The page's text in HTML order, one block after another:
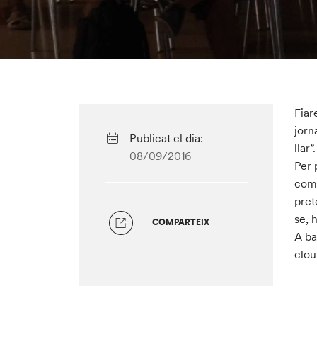
Publicat el dia:
08/09/2016
COMPARTEIX
Per
se,
A